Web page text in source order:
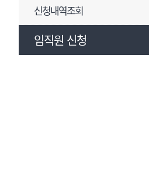
신청내역조회
임직원 신청